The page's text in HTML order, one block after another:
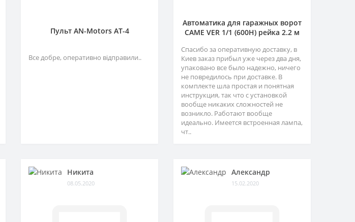
Пульт AN-Motors AT-4
Все добре, оперативно відправили..
Автоматика для гаражных ворот
CAME VER 1/1 (600H) рейка 2.2 м
Спасибо за оперативную доставку, в
Киев заказ прибыл уже через два дня,
упаковано все было надежно, ничего
не повредилось при доставке. В
комплекте шла простая и понятная
инструкция, так что с установкой
вообще никаких сложностей не
возникло. Работают вообще
идеально. Имеется встроенная лампа,
чт..
Никита
08.05.2020
Александр
15.02.2020